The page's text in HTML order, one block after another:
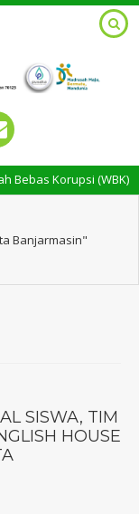
Korupsi (WBK) dan
Banjarmasin"
SISWA, TIM
HOUSE